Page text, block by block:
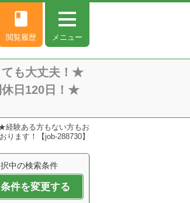
メニュー
book
閲覧履歴
ても大丈夫！★
休日120日！★
経験ある方もない方もお
ます！【job-288730】
中の検索条件
条件を変更する